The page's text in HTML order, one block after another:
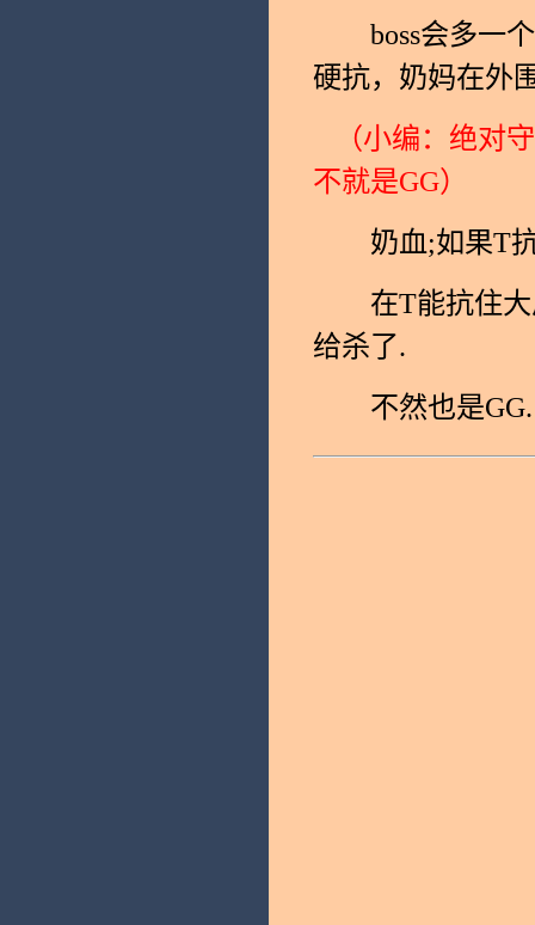
boss会多一个
硬抗，奶妈在外
（小编：绝对
不就是GG）
奶血;如果T抗
在T能抗住大
给杀了.
不然也是GG.